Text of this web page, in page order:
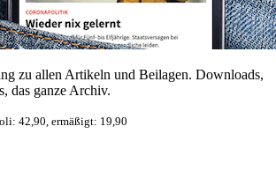
zu allen Artikeln und Beilagen. Downloads,
das ganze Archiv.
42,90, ermäßigt: 19,90